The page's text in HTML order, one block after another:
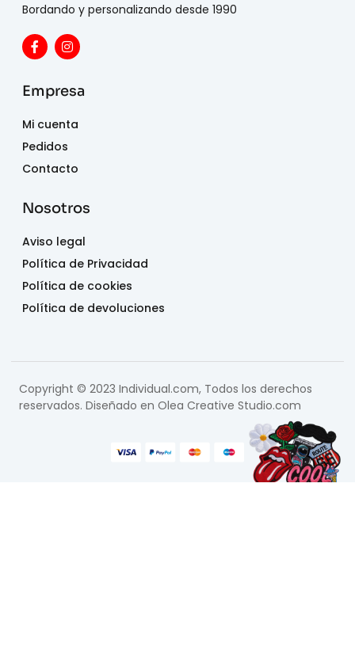
Bordando y personalizando desde 1990
Empresa
Mi cuenta
Pedidos
Contacto
Nosotros
Aviso legal
Política de Privacidad
Política de cookies
Política de devoluciones
Copyright © 2023 Individual.com, Todos los derechos
reservados. Diseñado en Olea Creative Studio.com